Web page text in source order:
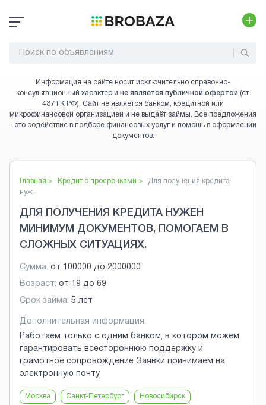
Информация на сайте носит исключительно справочно-
консультационный характер и не является публичной офертой (ст.
437 ГК РФ). Сайт не является банком, кредитной или
микрофинансовой организацией и не выдаёт займы. Все предложения
- это содействие в подборе финансовых услуг и помощь в оформлении
документов.
Главная > Кредит с просрочками >
Для получения кредита
нуж...
ДЛЯ ПОЛУЧЕНИЯ КРЕДИТА НУЖЕН
МИНИМУМ ДОКУМЕНТОВ, ПОМОГАЕМ В
СЛОЖНЫХ СИТУАЦИЯХ.
Сумма: от 100000 до 2000000
Возраст: от 19 до 69
Срок займа: 5 лет
Дополнительная информация:
Работаем только с одним банком, в котором можем
гарантировать всестороннюю поддержку и
грамотное сопровождение Заявки принимаем на
электронную почту
Москва Санкт-Петербург Новосибирск